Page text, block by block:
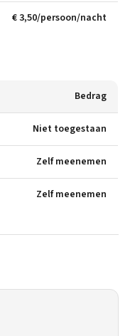
€ 3,50/persoon/nacht
Bedrag
Niet toegestaan
Zelf meenemen
Zelf meenemen